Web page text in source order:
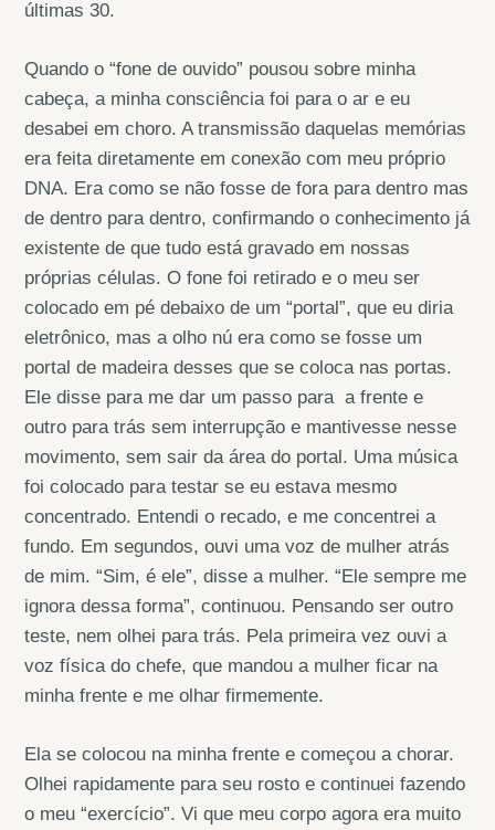
últimas 30.
Quando o “fone de ouvido” pousou sobre minha
cabeça, a minha consciência foi para o ar e eu
desabei em choro. A transmissão daquelas memórias
era feita diretamente em conexão com meu próprio
DNA. Era como se não fosse de fora para dentro mas
de dentro para dentro, confirmando o conhecimento já
existente de que tudo está gravado em nossas
próprias células. O fone foi retirado e o meu ser
colocado em pé debaixo de um “portal”, que eu diria
eletrônico, mas a olho nú era como se fosse um
portal de madeira desses que se coloca nas portas.
Ele disse para me dar um passo para a frente e
outro para trás sem interrupção e mantivesse nesse
movimento, sem sair da área do portal. Uma música
foi colocado para testar se eu estava mesmo
concentrado. Entendi o recado, e me concentrei a
fundo. Em segundos, ouvi uma voz de mulher atrás
de mim. “Sim, é ele”, disse a mulher. “Ele sempre me
ignora dessa forma”, continuou. Pensando ser outro
teste, nem olhei para trás. Pela primeira vez ouvi a
voz física do chefe, que mandou a mulher ficar na
minha frente e me olhar firmemente.
Ela se colocou na minha frente e começou a chorar.
Olhei rapidamente para seu rosto e continuei fazendo
o meu “exercício”. Vi que meu corpo agora era muito